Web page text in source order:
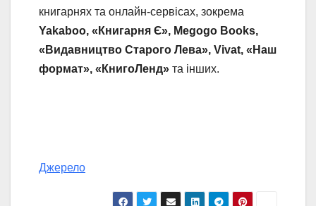
книгарнях та онлайн-сервісах, зокрема
Yakaboo, «Книгарня Є», Megogo Books,
«Видавництво Старого Лева», Vivat, «Наш
формат», «КнигоЛенд» та інших.
Джерело